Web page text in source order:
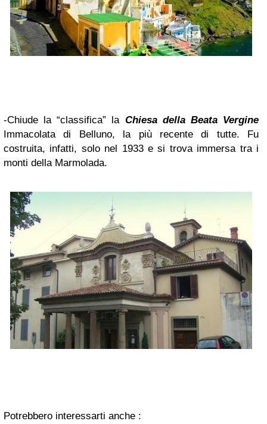
-Chiude la “classifica” la Chiesa della Beata Vergine
Immacolata di Belluno, la più recente di tutte. Fu
costruita, infatti, solo nel 1933 e si trova immersa tra i
monti della Marmolada.
Potrebbero interessarti anche :